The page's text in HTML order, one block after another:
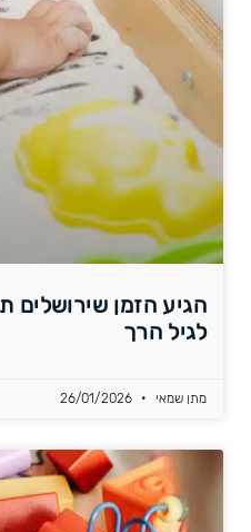
הגיע הזמן שירושלים
לגיל הרך
מתן שמאי